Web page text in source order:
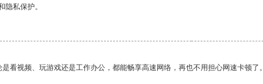
隐私保护。
看视频、玩游戏还是工作办公，都能畅享高速网络，再也不用担心网速卡顿了。